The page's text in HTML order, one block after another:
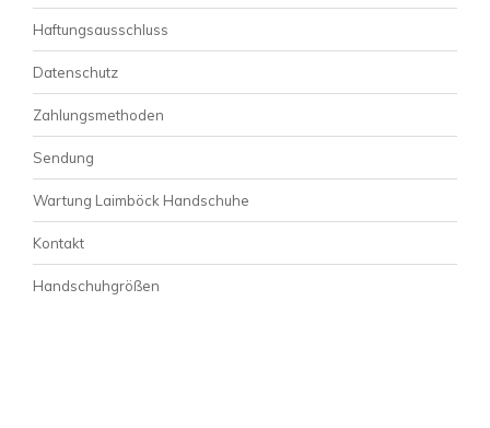
Haftungsausschluss
Datenschutz
Zahlungsmethoden
Sendung
Wartung Laimböck Handschuhe
Kontakt
Handschuhgrößen